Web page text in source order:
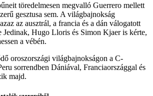
töredelmesen megvalló Guerrero mellett
gesztusa sem. A világbajnokság
az ausztrál, a francia és a dán válogatott
Jedinak, Hugo Lloris és Simon Kjaer is kérte,
a vébén.
oroszországi világbajnokságon a C-
sorrendben Dániával, Franciaországgal és
majd.